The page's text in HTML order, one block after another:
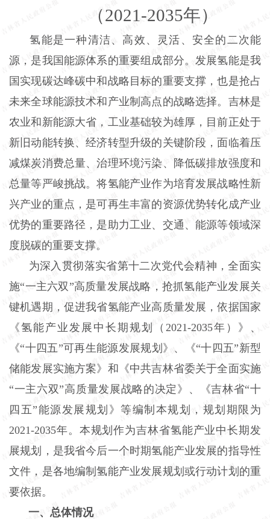
（2021-2035年）
氢能是一种清洁、高效、灵活、安全的二次能
源，是我国能源体系的重要组成部分。发展氢能是我
国实现碳达峰碳中和战略目标的重要支撑，也是抢占
未来全球能源技术和产业制高点的战略选择。吉林是
农业和新能源大省，工业基础较为雄厚，目前正处于
新旧动能转换、经济转型升级的关键阶段，面临着压
减煤炭消费总量、治理环境污染、降低碳排放强度和
总量等严峻挑战。将氢能产业作为培育发展战略性新
兴产业的重点，是可再生丰富的资源优势转化成产业
优势的重要路径，是助力工业、交通、能源等领域深
度脱碳的重要支撑。
为深入贯彻落实省第十二次党代会精神，全面实
施“一主六双”高质量发展战略，抢抓氢能产业发展关
键机遇期，促进我省氢能产业高质量发展，依据国家
《氢能产业发展中长期规划（2021-2035年）》、
《“十四五”可再生能源发展规划》、《“十四五”新型
储能发展实施方案》和《中共吉林省委关于全面实施
“一主六双”高质量发展战略的决定》、《吉林省“十
四五”能源发展规划》等编制本规划，规划期限为
2021-2035年。本规划作为吉林省氢能产业中长期发
展规划，是我省今后一个时期氢能产业发展的指导性
文件，是各地编制氢能产业发展规划或行动计划的重
要依据。
一、总体情况